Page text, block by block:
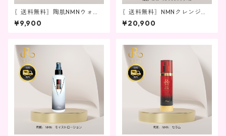
〖送料無料〗陶肌NMNウォッ
シングクリーム
¥9,900
〖送料無料〗NMNクレンジン
グ＆洗顔セット
¥20,900